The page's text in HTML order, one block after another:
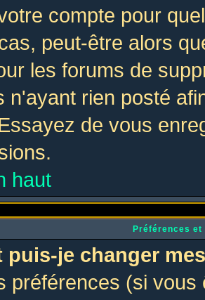
compte pour
peut-être alors
les forums de
n'ayant rien posté
de vous
haut
Préférences
puis-je changer
préférences (si